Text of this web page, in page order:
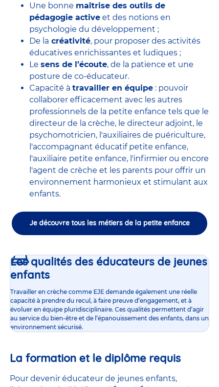
Une bonne maîtrise des outils de
pédagogie active et des notions en
psychologie du développement ;
De la créativité, pour proposer des activités
éducatives enrichissantes et ludiques ;
Le sens de l’écoute, de la patience et une
posture de co-éducateur.
Capacité à travailler en équipe : pouvoir
collaborer efficacement avec les autres
professionnels de la petite enfance tels que le
directeur de la crèche, le directeur adjoint, le
psychomotricien, l'auxiliaires de puériculture,
l'accompagnant éducatif petite enfance,
l'auxiliaire petite enfance, l'infirmier ou encore
l'agent de crèche et les parents pour offrir un
environnement harmonieux et stimulant aux
enfants.
Je découvre tous les métiers de la petite enfance
Les qualités des éducateurs de jeunes
enfants
Travailler en crèche comme EJE demande également une réelle
capacité à prendre du recul, à faire preuve d’engagement, et à
évoluer en équipe pluridisciplinaire. Ces qualités permettent d’agir
au service du bien-être et de l’épanouissement des enfants, dans un
environnement sécurisé.
La formation et le diplôme requis
Pour devenir éducateur de jeunes enfants,